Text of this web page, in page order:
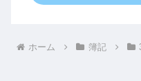
ホーム 簿記